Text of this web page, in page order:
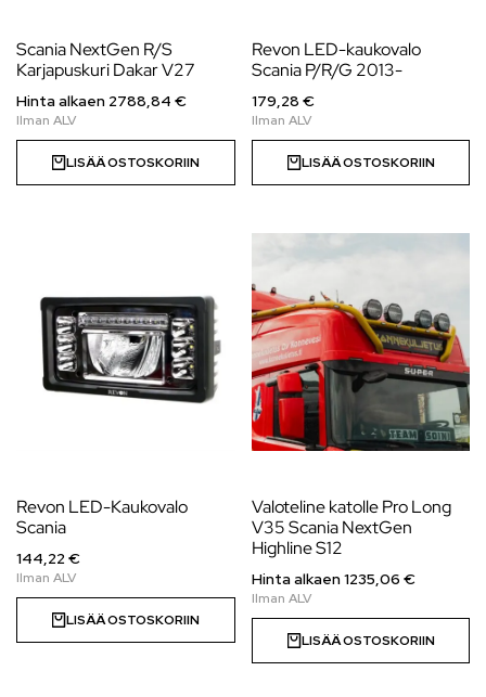
Scania NextGen R/S
Karjapuskuri Dakar V27
Hinta alkaen 2788,84 €
LISÄÄ OSTOSKORIIN
Revon LED-kaukovalo
Scania P/R/G 2013-
179,28 €
LISÄÄ OSTOSKORIIN
Revon LED-Kaukovalo
Scania
144,22 €
LISÄÄ OSTOSKORIIN
Valoteline katolle Pro Long
V35 Scania NextGen
Highline S12
Hinta alkaen1235,06 €
LISÄÄ OSTOSKORIIN